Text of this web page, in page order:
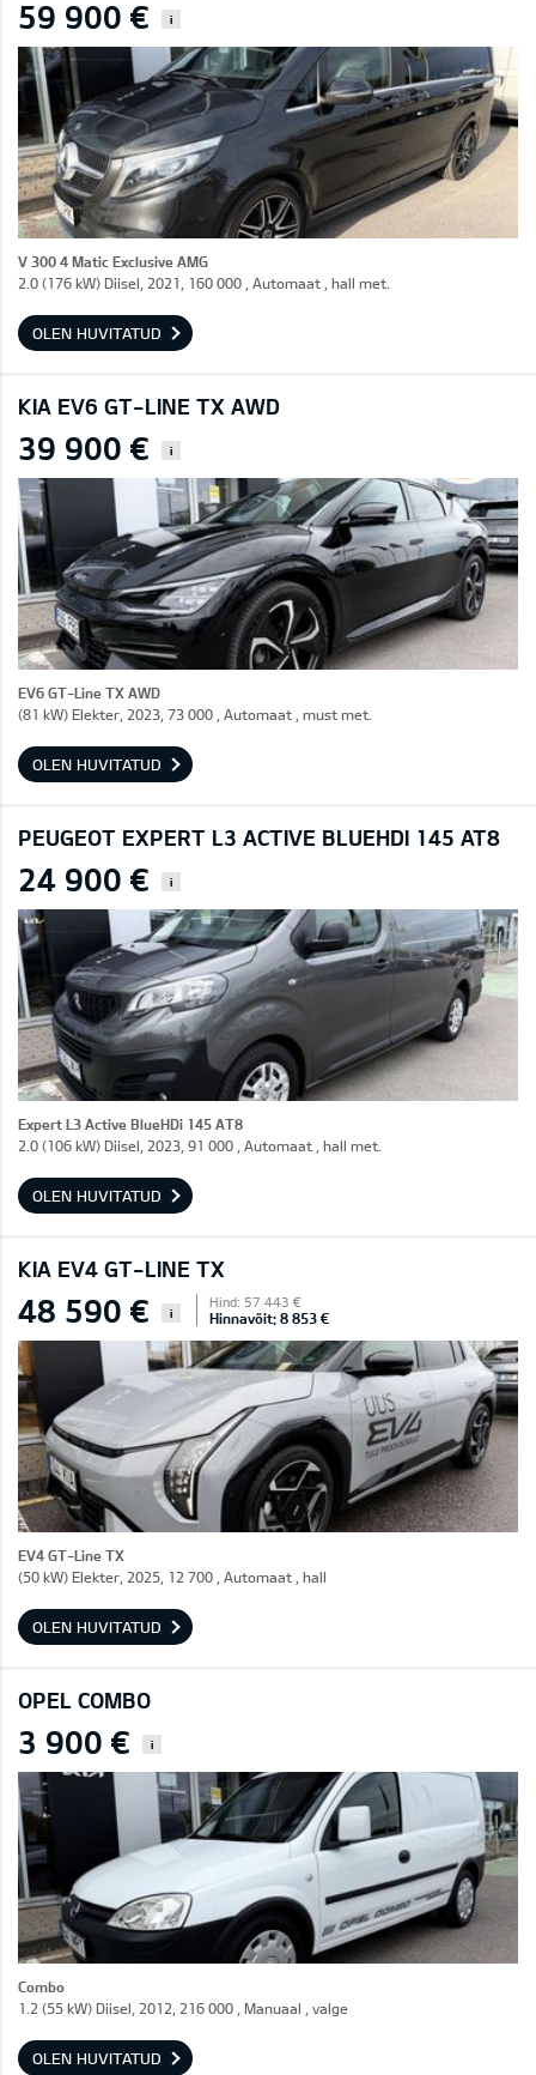
59 900 € i
V 300 4 Matic Exclusive AMG
2.0 (176 kW) Diisel, 2021, 160 000 , Automaat , hall met.
OLEN HUVITATUD
KIA EV6 GT-LINE TX AWD
39 900 € i
EV6 GT-Line TX AWD
(81 kW) Elekter, 2023, 73 000 , Automaat , must met.
OLEN HUVITATUD
PEUGEOT EXPERT L3 ACTIVE BLUEHDI 145 AT8
24 900 € i
Expert L3 Active BlueHDi 145 AT8
2.0 (106 kW) Diisel, 2023, 91 000 , Automaat , hall met.
OLEN HUVITATUD
KIA EV4 GT-LINE TX
48 590 € i
Hind: 57 443 €
Hinnavõit: 8 853 €
EV4 GT-Line TX
(50 kW) Elekter, 2025, 12 700 , Automaat , hall
OLEN HUVITATUD
OPEL COMBO
3 900 € i
Combo
1.2 (55 kW) Diisel, 2012, 216 000 , Manuaal , valge
OLEN HUVITATUD